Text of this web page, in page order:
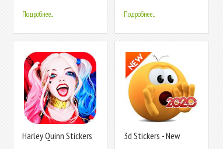
Подробнее...
WhatsApp
Подробнее...
Harley Quinn Stickers
3d Stickers - New